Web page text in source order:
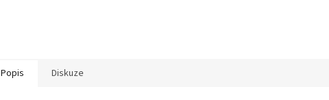
Popis Diskuze